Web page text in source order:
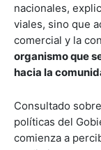
nacionales,
viales, sino que
comercial y la
organismo que
hacia la
Consultado
políticas del
comienza a